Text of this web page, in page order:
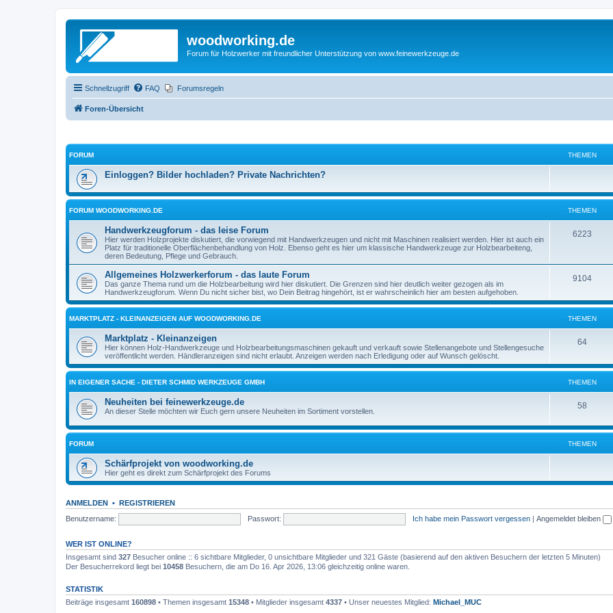
woodworking.de
Forum für Holzwerker mit freundlicher Unterstützung von www.feinewerkzeuge.de
Schnellzugriff FAQ Forumsregeln
Foren-Übersicht
FORUM THEMEN
Einloggen? Bilder hochladen? Private Nachrichten?
FORUM WOODWORKING.DE THEMEN
Handwerkzeugforum - das leise Forum
Hier werden Holzprojekte diskutiert, die vorwiegend mit Handwerkzeugen und nicht mit Maschinen realisiert werden. Hier ist auch ein
Platz für traditionelle Oberflächenbehandlung von Holz. Ebenso geht es hier um klassische Handwerkzeuge zur Holzbearbeiteng,
deren Bedeutung, Pflege und Gebrauch.
6223
e
n
Allgemeines Holzwerkerforum - das laute Forum
Das ganze Thema rund um die Holzbearbeitung wird hier diskutiert. Die Grenzen sind hier deutlich weiter gezogen als im
Handwerkzeugforum. Wenn Du nicht sicher bist, wo Dein Beitrag hingehört, ist er wahrscheinlich hier am besten aufgehoben.
9104T
m
n
MARKTPLATZ - KLEINANZEIGEN AUF WOODWORKING.DE THEMEN
Marktplatz - Kleinanzeigen
Hier können Holz-Handwerkzeuge und Holzbearbeitungsmaschinen gekauft und verkauft sowie Stellenangebote und Stellengesuche
veröffentlicht werden. Händleranzeigen sind nicht erlaubt. Anzeigen werden nach Erledigung oder auf Wunsch gelöscht.
64T
m
n
IN EIGENER SACHE - DIETER SCHMID WERKZEUGE GMBH THEMEN
Neuheiten bei feinewerkzeuge.de
An dieser Stelle möchten wir Euch gern unsere Neuheiten im Sortiment vorstellen.
58
e
FORUM THEMEN
Schärfprojekt von woodworking.de
Hier geht es direkt zum Schärfprojekt des Forums
ANMELDEN • REGISTRIEREN
Benutzername:
Passwort: Ich habe mein Passwort vergessen | Angemeldet bleiben
WER IST ONLINE?
Insgesamt sind 327 Besucher online :: 6 sichtbare Mitglieder, 0 unsichtbare Mitglieder und 321 Gäste (basierend auf den aktiven Besuchern der letzten 5 Minuten)
Der Besucherrekord liegt bei 10458 Besuchern, die am Do 16. Apr 2026, 13:06 gleichzeitig online waren.
STATISTIK
Beiträge insgesamt 160898 • Themen insgesamt 15348 • Mitglieder insgesamt 4337 • Unser neuestes Mitglied: Michael_MUC